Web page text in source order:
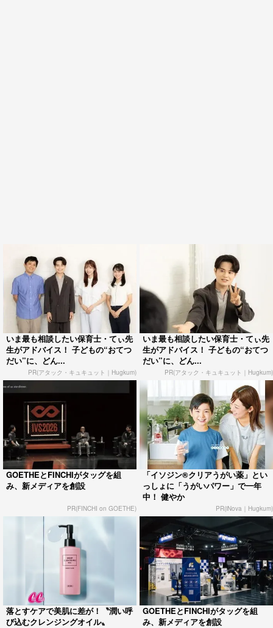
いま最も相談したい保育士・てぃ先
生がアドバイス！ 子どもの“おてつ
だい”に、どん...
PR(アタック・キュキュット｜Hugkum)
いま最も相談したい保育士・てぃ先
生がアドバイス！ 子どもの“おてつ
だい”に、どん...
PR(アタック・キュキュット｜Hugkum)
GOETHEとFINCHIがタッグを組
み、新メディアを創設
PR(FINCHI on GOETHE)
「イソジン®クリアうがい薬」とい
っしょに「うがいパワー」で一年
中！ 健やか
PR(iNova｜Hugkum)
落とすケアで美肌に差が！〝潤い呼
び込むクレンジングオイル〟
GOETHEとFINCHIがタッグを組
み、新メディアを創設